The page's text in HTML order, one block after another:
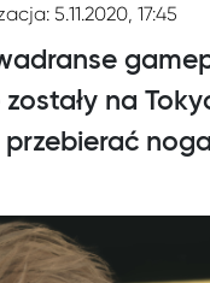
5.11.2020, 17:45
na